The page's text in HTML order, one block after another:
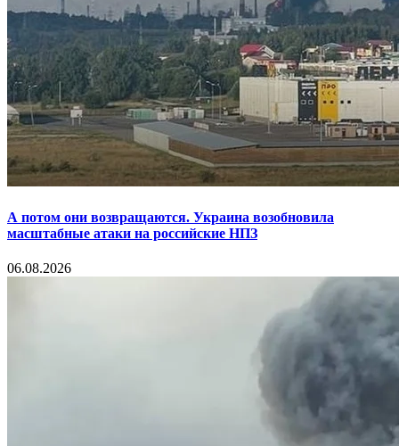
А потом они возвращаются. Украина возобновила
масштабные атаки на российские НПЗ
06.08.2026